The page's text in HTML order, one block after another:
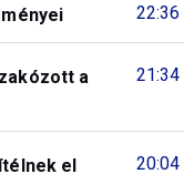
22:36
21:34
a
20:04
el